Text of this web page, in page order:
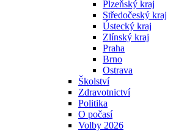
Plzeňský kraj
Středočeský kraj
Ústecký kraj
Zlínský kraj
Praha
Brno
Ostrava
Školství
Zdravotnictví
Politika
O počasí
Volby 2026